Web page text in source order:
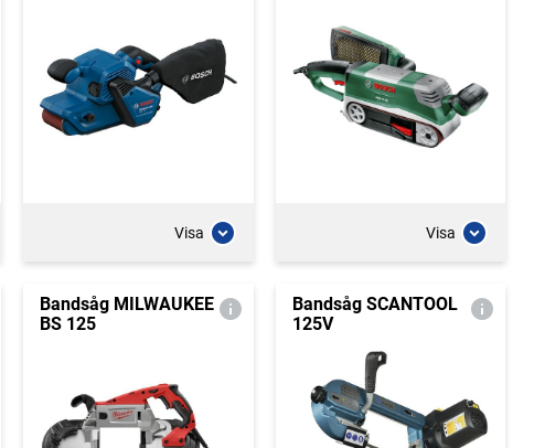
Visa Visa
Bandsåg MILWAUKEE
BS 125
Bandsåg SCANTOOL
125V